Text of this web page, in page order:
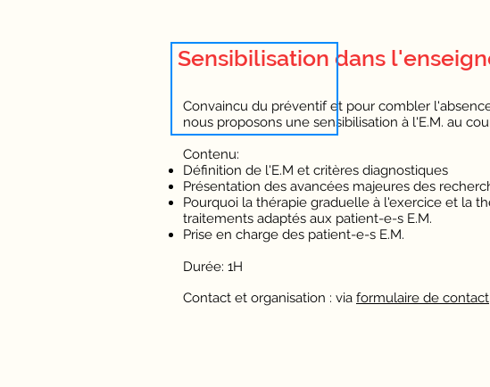
Sensibilisation dans
Convaincu du préventif et pour combler
nous proposons une sensibilisation à l'E.M. au
Contenu:
Définition de l'E.M et critères diagnostiques
Présentation des avancées majeures des
Pourquoi la thérapie graduelle à l'exercice et la
traitements adaptés aux patient-e-s E.M.
Prise en charge des patient-e-s E.M.
Durée: 1H
Contact et organisation : via formulaire de contact